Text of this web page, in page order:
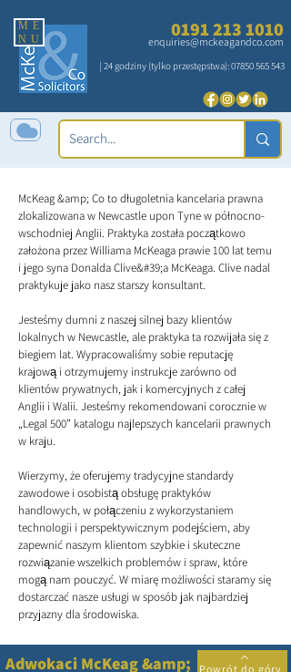
ME
NU
0191 213 1010
enquiries@mckeagandco.com
| 24 godziny (tylko przestępstwa):07850 565 543
O NAS
McKeag &amp; Co to długoletnia kancelaria prawna
zlokalizowana w Newcastle upon Tyne w północno-
wschodniej Anglii. Praktyka została początkowo
założona przez Williama McKeaga prawie 100 lat temu
i jego syna Donalda Clive&#39;a McKeaga. Clive nadal
praktykuje jako nasz starszy konsultant.
Jesteśmy dumni z naszej silnej bazy klientów
lokalnych w Newcastle, ale praktyka ta rozwijała się z
biegiem lat. Wypracowaliśmy sobie reputację
krajową i otrzymujemy instrukcje zarówno od
klientów prywatnych, jak i komercyjnych z całej
Anglii i Walii. Jesteśmy rekomendowani corocznie w
„Legal 500” katalogu najlepszych kancelarii prawnych
w kraju.
Wierzymy, że oferujemy tradycyjne standardy
zawodowe i osobistą obsługę praktyków
handlowych, w połączeniu z wykorzystaniem
technologii i perspektywicznym podejściem, aby
zapewnić naszym klientom szybkie i skuteczne
rozwiązanie wszelkich problemów i spraw, które
mogą nam pouczyć. W miarę możliwości staramy się
dostarczać nasze usługi w sposób jak najbardziej
przyjazny dla środowiska.
Adwokaci McKeag &amp;
Powrót do góry